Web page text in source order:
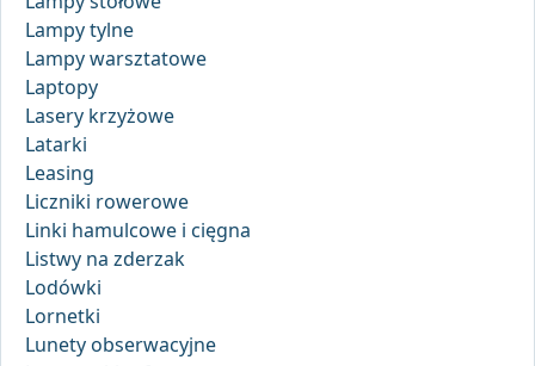
Lampy tylne
Lampy warsztatowe
Laptopy
Lasery krzyżowe
Latarki
Leasing
Liczniki rowerowe
Linki hamulcowe i cięgna
Listwy na zderzak
Lodówki
Lornetki
Lunety obserwacyjne